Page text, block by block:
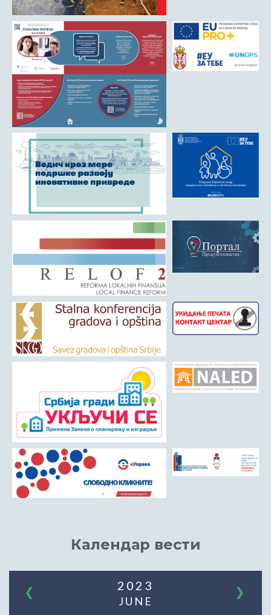
КОНТАКТ
Општина Љубовија
Установе од јавног значаја
АКТИ
Матична служба
Урбанизам и грађевинарство
Борачко-инвалидска заштита
Друштвена брига о деци
Служба за пољопривреду, водопривреду и заштиту животне
средине
Приватно предузетништво
Календар вести
❮ ❯
2023
JUNE